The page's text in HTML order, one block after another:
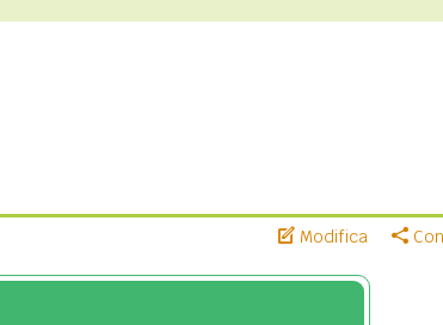
Modifica